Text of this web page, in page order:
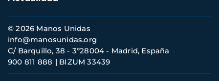
Información
de
contacto
© 2026 Manos Unidas
C/ Barquillo, 38 - 3º28004 - Madrid, España
900 811 888
BIZUM 33439
info@manosunidas.org